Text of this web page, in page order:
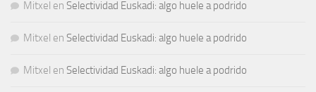
Mitxel en Selectividad Euskadi: algo huele a podrido
Mitxel en Selectividad Euskadi: algo huele a podrido
Mitxel en Selectividad Euskadi: algo huele a podrido